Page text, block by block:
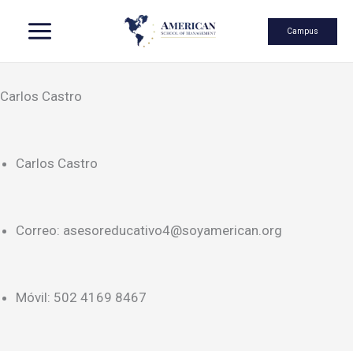
to
content
Campus
Carlos Castro
Carlos Castro
Correo: asesoreducativo4@soyamerican.org
Móvil: 502 4169 8467